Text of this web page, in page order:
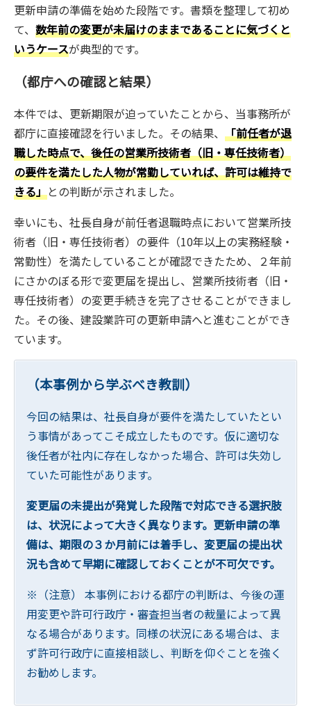
更新申請の準備を始めた段階です。書類を整理して初め
て、 数年前の変更が未届けのままであることに気づくと
いうケースが典型的です。
（都庁への確認と結果）
本件では、更新期限が迫っていたことから、当事務所が
都庁に直接確認を行いました。その結果、 「前任者が退
職した時点で、後任の営業所技術者（旧・専任技術者）
の要件を満たした人物が常勤していれば、許可は維持で
きる」との判断が示されました。
幸いにも、社長自身が前任者退職時点において営業所技
術者（旧・専任技術者）の要件（10年以上の実務経験・
常勤性）を満たしていることが確認できたため、２年前
にさかのぼる形で変更届を提出し、営業所技術者（旧・
専任技術者）の変更手続きを完了させることができまし
た。その後、建設業許可の更新申請へと進むことができ
ています。
（本事例から学ぶべき教訓）
今回の結果は、社長自身が要件を満たしていたとい
う事情があってこそ成立したものです。仮に適切な
後任者が社内に存在しなかった場合、許可は失効し
ていた可能性があります。
変更届の未提出が発覚した段階で対応できる選択肢
は、状況によって大きく異なります。更新申請の準
備は、期限の３か月前には着手し、変更届の提出状
況も含めて早期に確認しておくことが不可欠です。
※（注意） 本事例における都庁の判断は、今後の運
用変更や許可行政庁・審査担当者の裁量によって異
なる場合があります。同様の状況にある場合は、ま
ず許可行政庁に直接相談し、判断を仰ぐことを強く
お勧めします。